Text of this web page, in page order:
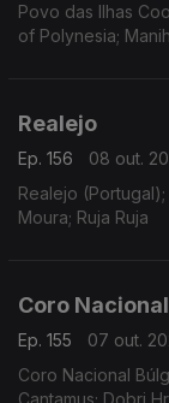
Povo das Ilhas
of Polynesia;
Realejo
Ep. 156
08 out.
Realejo
Moura; Ruja Ruja
Coro
Ep. 155
07 out.
Coro Nacional
Cantamus; Dobri